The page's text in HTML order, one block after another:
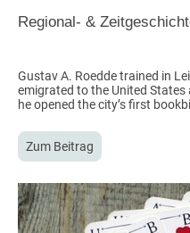
Regional- &
Gustav A. Roedde trained in
emigrated to the United
he opened the city’s first
Zum Beitrag